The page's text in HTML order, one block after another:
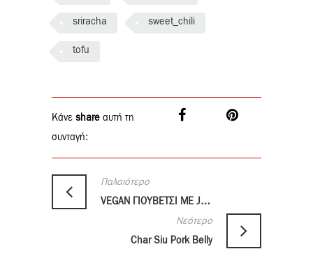
sriracha sweet_chili
tofu
Κάνε share αυτή τη
συνταγή:
Παλαιότερο
VEGAN ΓΙΟΥΒΕΤΣΙ ME JACKFRUIT
Νεότερο
Char Siu Pork Belly